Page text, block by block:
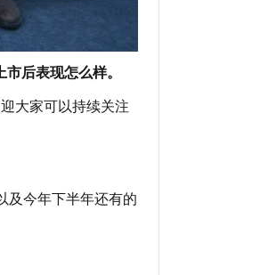
后表现怎么样。
大家可以持续关注
及今年下半年还有的